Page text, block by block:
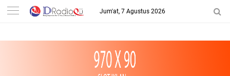
-->
Jum'at, 7 Agustus 2026